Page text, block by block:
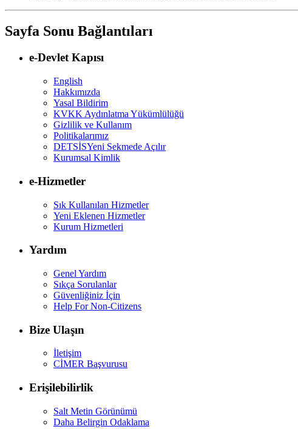
Sayfa Sonu Bağlantıları
e-Devlet Kapısı
English
Hakkımızda
Yasal Bildirim
KVKK Aydınlatma Yükümlülüğü
Gizlilik ve Kullanım
Politikalarımız
DETSİSYeni Sekmede Açılır
Kurumsal Kimlik
e-Hizmetler
Sık Kullanılan Hizmetler
Yeni Eklenen Hizmetler
Kurum Hizmetleri
Yardım
Genel Yardım
Sıkça Sorulanlar
Güvenliğiniz İçin
Help For Non-Citizens
Bize Ulaşın
İletişim
CİMER Başvurusu
Erişilebilirlik
Salt Metin Görünümü
Daha Belirgin Odaklama